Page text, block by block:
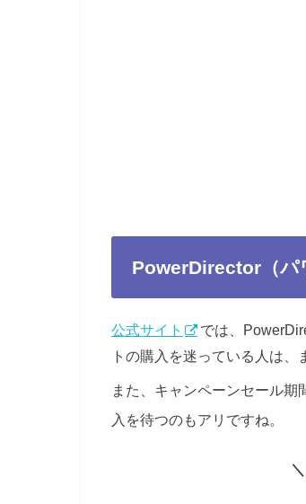
PowerDirector（パ
公式サイト では、
トの購入を迷っている人は、
また、キャンペーンセール期
入を待つのもアリですね。